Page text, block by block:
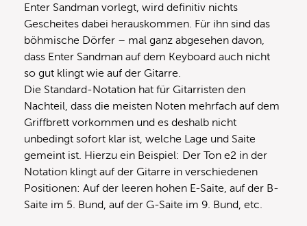
Enter Sandman vorlegt, wird definitiv nichts
Gescheites dabei herauskommen. Für ihn sind das
böhmische Dörfer – mal ganz abgesehen davon,
dass Enter Sandman auf dem Keyboard auch nicht
so gut klingt wie auf der Gitarre.
Die Standard-Notation hat für Gitarristen den
Nachteil, dass die meisten Noten mehrfach auf dem
Griffbrett vorkommen und es deshalb nicht
unbedingt sofort klar ist, welche Lage und Saite
gemeint ist. Hierzu ein Beispiel: Der Ton e2 in der
Notation klingt auf der Gitarre in verschiedenen
Positionen: Auf der leeren hohen E-Saite, auf der B-
Saite im 5. Bund, auf der G-Saite im 9. Bund, etc.